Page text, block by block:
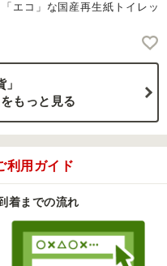
エコ」な国産再生紙トイレッ
」
もっと見る
利用ガイド
着までの流れ